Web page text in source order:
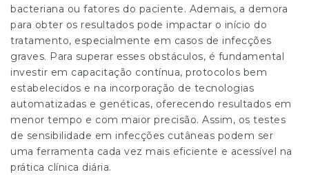
bacteriana ou fatores do paciente. Ademais, a demora
para obter os resultados pode impactar o início do
tratamento, especialmente em casos de infecções
graves. Para superar esses obstáculos, é fundamental
investir em capacitação contínua, protocolos bem
estabelecidos e na incorporação de tecnologias
automatizadas e genéticas, oferecendo resultados em
menor tempo e com maior precisão. Assim, os testes
de sensibilidade em infecções cutâneas podem ser
uma ferramenta cada vez mais eficiente e acessível na
prática clínica diária.